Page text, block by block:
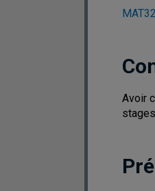
Avoir
stages